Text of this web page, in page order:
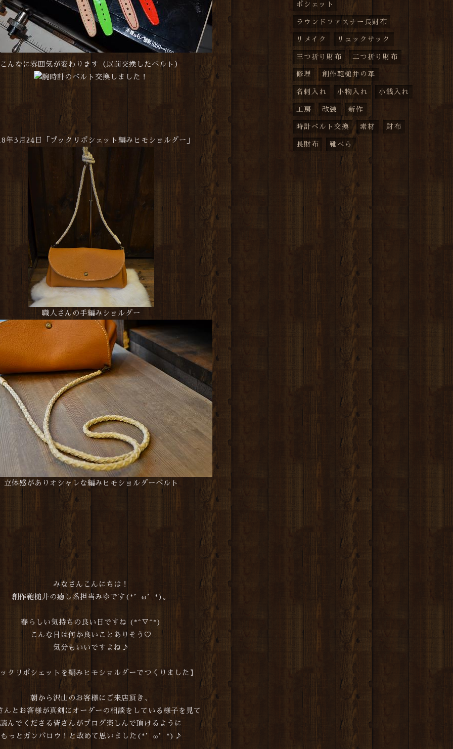
こんなに雰囲気が変わります（以前交換したベルト）
年3月24日「プックリポシェット編みヒモショルダー」
職人さんの手編みショルダー
立体感がありオシャレな編みヒモショルダーベルト
みなさんこんにちは！
創作鞄槌井の癒し系担当みゆです(*’ω’*)。
春らしい気持ちの良い日ですね (*^▽^*)
こんな日は何か良いことありそう♡
気分もいいですよね♪
クリポシェットを編みヒモショルダーでつくりました】
朝から沢山のお客様にご来店頂き、
んとお客様が真剣にオーダーの相談をしている様子を見て
読んでくださる皆さんがブログ楽しんで頂けるように
もっとガンバロウ！と改めて思いました(*’ω’*)♪
ポシェット
ラウンドファスナー長財布
リメイク リュックサック
三つ折り財布 二つ折り財布
修理 創作鞄槌井の革
名刺入れ 小物入れ 小銭入れ
工房 改装 新作
時計ベルト交換 素材 財布
長財布 靴べら